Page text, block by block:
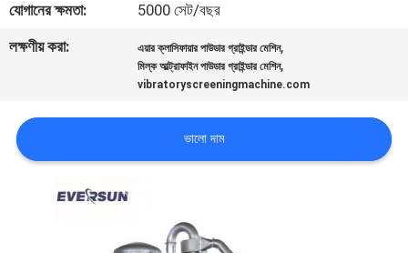
যোগাযোগ
করুন
উদ্ধৃতির
জন্য
যোগানের ক্ষমতা:
5000 সেট/বছর
লক্ষণীয় করা:
এয়ার ক্লাসিফায়ার পাউডার গ্রাইন্ডার মেশিন,
মিল্ক আল্ট্রাফাইন পাউডার গ্রাইন্ডার মেশিন,
vibratoryscreeningmachine.com
ভালো দাম